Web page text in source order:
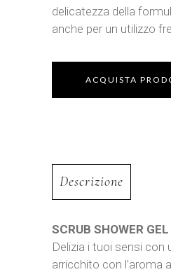
delicatezza della
anche per un utilizzo
ACQUISTA
Descrizione
SCRUB SHOWER
Delizia i tuoi sensi con
arricchito con l’aroma